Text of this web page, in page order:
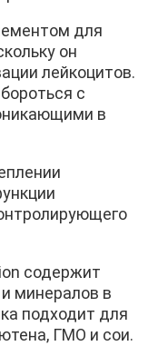
для
он
лейкоцитов.
с
в
содержит
минералов в
подходит для
ГМО и сои.